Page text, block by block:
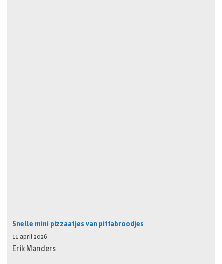
Snelle mini pizzaatjes van pittabroodjes
11 april 2026
Erik Manders